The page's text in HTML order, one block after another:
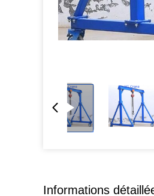
Informations